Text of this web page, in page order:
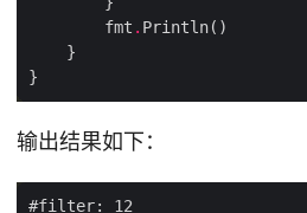
        fmt
.
输出结果如下：